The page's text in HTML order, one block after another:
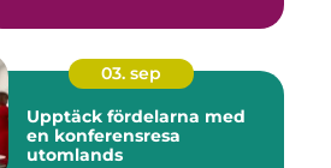
03. sep
Upptäck fördelarna med
en konferensresa
utomlands